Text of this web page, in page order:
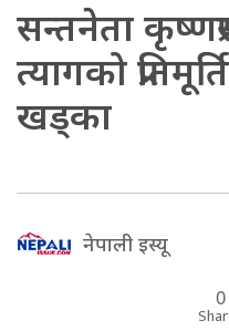
सन्तनेता
त्यागको
खड्का
नेपाली इस्यू
0